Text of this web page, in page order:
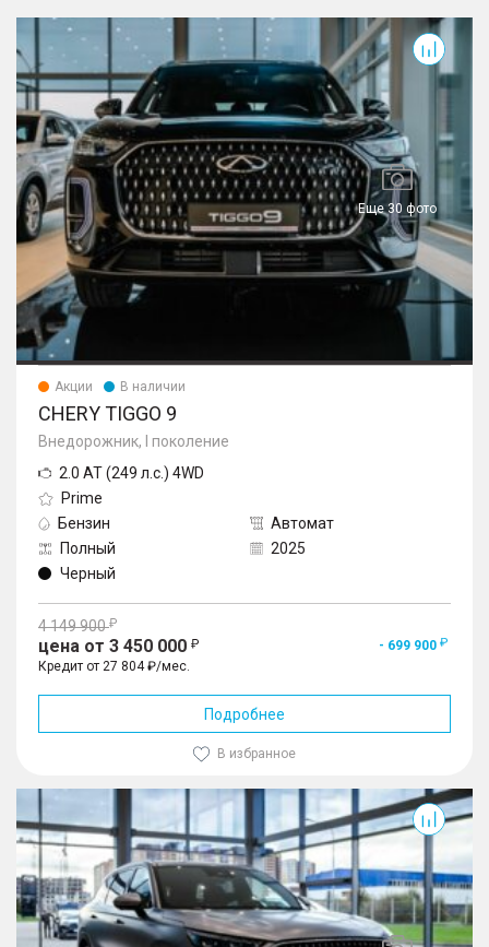
Еще 30 фото
Акции В наличии
CHERY TIGGO 9
Внедорожник, I поколение
2.0 AT (249 л.с.) 4WD
Prime
Бензин
Автомат
Полный
2025
Черный
4 149 900
цена от 3 450 000
- 699 900
Кредит от 27 804 ₽/мес.
Подробнее
В избранное
Tiggo 9